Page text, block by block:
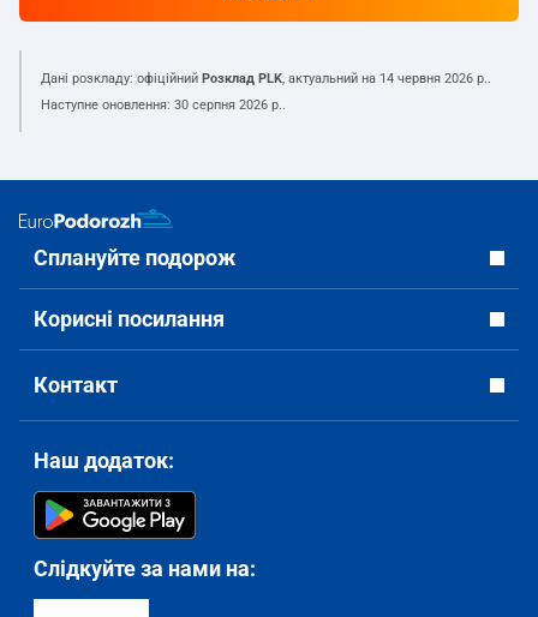
Дані розкладу: офіційний Розклад PLK, актуальний на 14 червня 2026 р..
Наступне оновлення: 30 серпня 2026 р..
Сплануйте подорож
Корисні посилання
Контакт
Наш додаток:
Слідкуйте за нами на: